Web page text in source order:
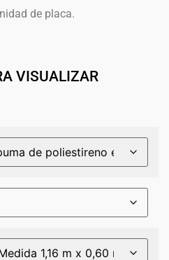
de placa.
VISUALIZAR